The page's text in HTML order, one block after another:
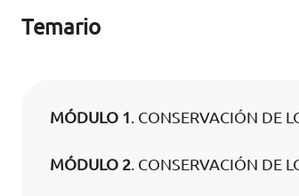
Temario
MÓDULO 1. CONSERVACIÓN DE
MÓDULO 2. CONSERVACIÓN DE